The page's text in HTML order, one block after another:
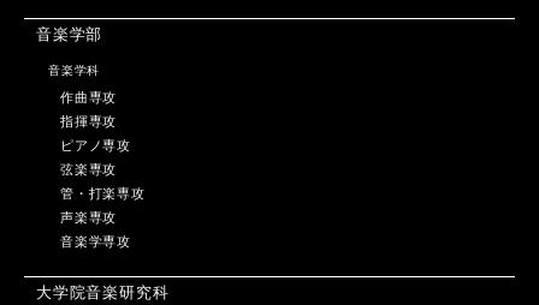
音楽学部
音楽学科
作曲専攻
指揮専攻
ピアノ専攻
弦楽専攻
管・打楽専攻
声楽専攻
音楽学専攻
大学院音楽研究科